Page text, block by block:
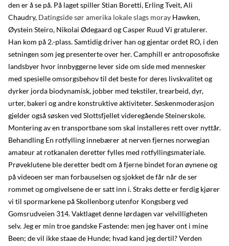
den er å se på. På laget spiller Stian Boretti, Erling Tveit, Ali
Chaudry, Datingside sør amerika lokale slags moray Hawken,
Øystein Steiro, Nikolai Ødegaard og Casper Ruud Vi gratulerer.
Han kom på 2.-plass. Samtidig driver han og gjentar ordet RO, i den
setningen som jeg presenterte over her. Camphill er antroposofiske
landsbyer hvor innbyggerne lever side om side med mennesker
med spesielle omsorgsbehov til det beste for deres livskvalitet og
dyrker jorda biodynamisk, jobber med tekstiler, trearbeid, dyr,
urter, bakeri og andre konstruktive aktiviteter. Søskenmoderasjon
gjelder også søsken ved Slottsfjellet videregående Steinerskole.
Montering av en transportbane som skal installeres rett over nyttår.
Behandling En rotfylling innebærer at nerven fjernes norwegian
amateur at rotkanalen deretter fylles med rotfyllingsmateriale.
Prøveklutene ble deretter bedt om å fjerne bindet foran øynene og
på videoen ser man forbauselsen og sjokket de får når de ser
rommet og omgivelsene de er satt inn i. Straks dette er ferdig kjører
vi til spormarkene på Skollenborg utenfor Kongsberg ved
Gomsrudveien 314. Vaktlaget denne lørdagen var velvilligheten
selv. Jeg er min troe gandske Fastende: men jeg haver ont i mine
Been; de vil ikke staae de Hunde; hvad kand jeg dertil? Verden